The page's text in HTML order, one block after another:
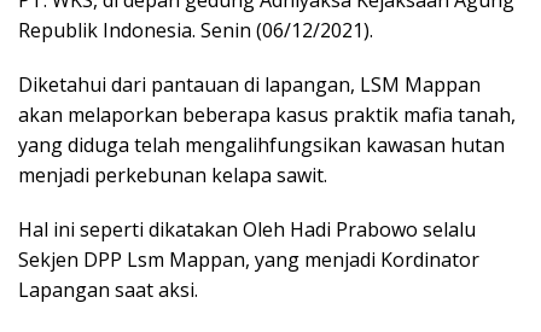
Republik Indonesia. Senin (06/12/2021).
Diketahui dari pantauan di lapangan, LSM Mappan
akan melaporkan beberapa kasus praktik mafia tanah,
yang diduga telah mengalihfungsikan kawasan hutan
menjadi perkebunan kelapa sawit.
Hal ini seperti dikatakan Oleh Hadi Prabowo selalu
Sekjen DPP Lsm Mappan, yang menjadi Kordinator
Lapangan saat aksi.